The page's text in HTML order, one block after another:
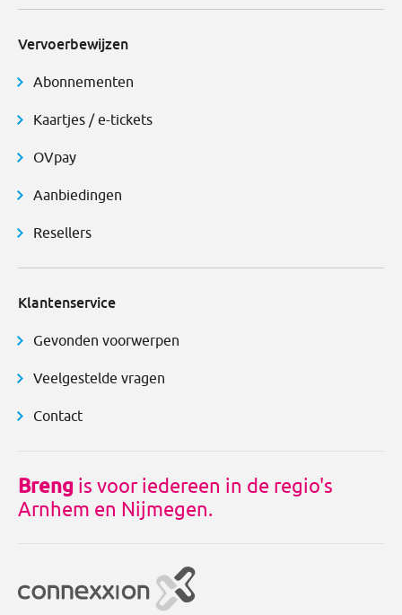
Vervoerbewijzen
Abonnementen
Kaartjes / e-tickets
OVpay
Aanbiedingen
Resellers
Klantenservice
Gevonden voorwerpen
Veelgestelde vragen
Contact
Breng is voor iedereen in de regio's
Arnhem en Nijmegen.